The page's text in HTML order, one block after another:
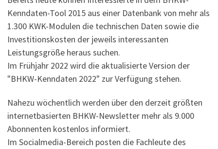
Kenndaten-Tool 2015 aus einer Datenbank von mehr als
1.300 KWK-Modulen die technischen Daten sowie die
Investitionskosten der jeweils interessanten
Leistungsgröße heraus suchen.
Im Frühjahr 2022 wird die aktualisierte Version der
"BHKW-Kenndaten 2022" zur Verfügung stehen.
Nahezu wöchentlich werden über den derzeit größten
internetbasierten BHKW-Newsletter mehr als 9.000
Abonnenten kostenlos informiert.
Im Socialmedia-Bereich posten die Fachleute des